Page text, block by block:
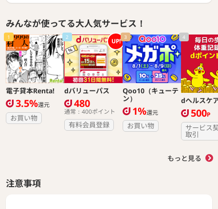
みんなが使ってる大人気サービス！
1
電子貸本Renta!
3.5%還元
お買い物
2 UP!
dバリューパス
480
通常：400ポイント
有料会員登録
3
Qoo10（キューテ
ン）
1%還元
お買い物
4
dヘルスケ
500P
サービス
取引
もっと見る
注意事項